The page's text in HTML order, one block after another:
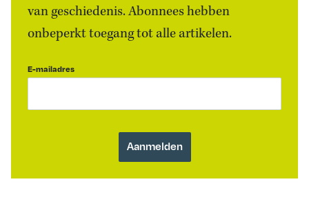
van geschiedenis. Abonnees hebben
onbeperkt toegang tot alle artikelen.
E-mailadres